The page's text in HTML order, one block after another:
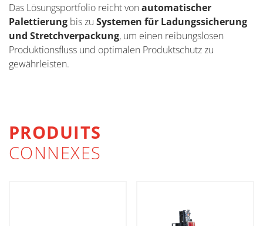
Das Lösungsportfolio reicht von automatischer
Palettierung bis zu Systemen für Ladungssicherung
und Stretchverpackung, um einen reibungslosen
Produktionsfluss und optimalen Produktschutz zu
gewährleisten.
PRODUITS
CONNEXES